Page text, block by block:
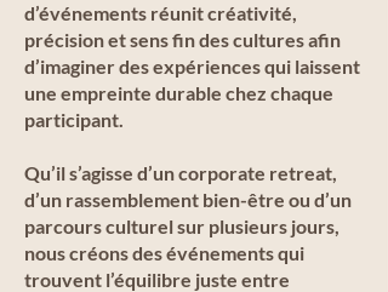
d’événements réunit créativité,
précision et sens fin des cultures afin
d’imaginer des expériences qui laissent
une empreinte durable chez chaque
participant.
Qu’il s’agisse d’un corporate retreat,
d’un rassemblement bien-être ou d’un
parcours culturel sur plusieurs jours,
nous créons des événements qui
trouvent l’équilibre juste entre